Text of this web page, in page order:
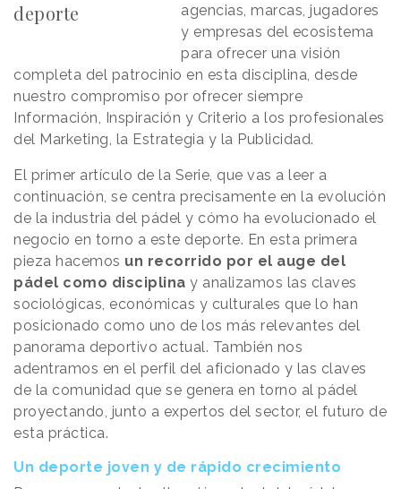
deporte
agencias, marcas, jugadores
y empresas del ecosistema
para ofrecer una visión
completa del patrocinio en esta disciplina, desde
nuestro compromiso por ofrecer siempre
Información, Inspiración y Criterio a los profesionales
del Marketing, la Estrategia y la Publicidad.
El primer artículo de la Serie, que vas a leer a
continuación, se centra precisamente en la evolución
de la industria del pádel y cómo ha evolucionado el
negocio en torno a este deporte. En esta primera
pieza hacemos un recorrido por el auge del
pádel como disciplina y analizamos las claves
sociológicas, económicas y culturales que lo han
posicionado como uno de los más relevantes del
panorama deportivo actual. También nos
adentramos en el perfil del aficionado y las claves
de la comunidad que se genera en torno al pádel
proyectando, junto a expertos del sector, el futuro de
esta práctica.
Un deporte joven y de rápido crecimiento